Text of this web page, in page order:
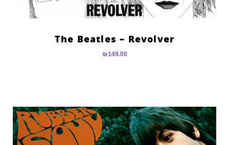
The Beatles – Revolver
₪149.00